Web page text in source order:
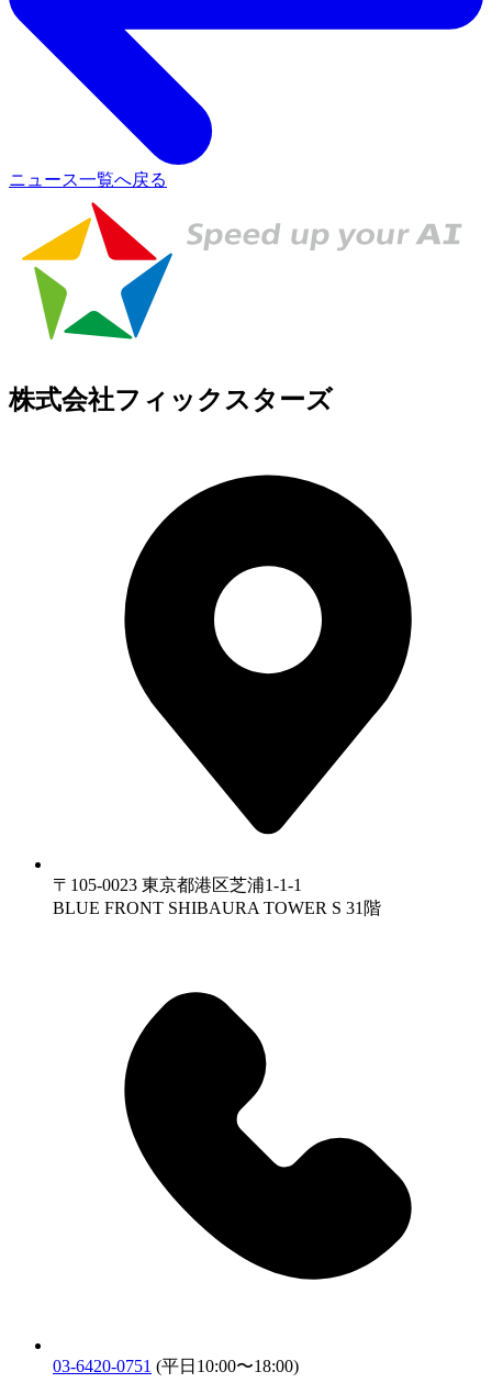
ニュース一覧へ戻る
株式会社フィックスターズ
〒105-0023 東京都港区芝浦1-1-1
BLUE FRONT SHIBAURA TOWER S 31階
03-6420-0751 (平日10:00〜18:00)